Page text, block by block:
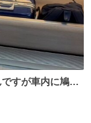
すが車内に鳩が
で10分停止した
合わなくなって